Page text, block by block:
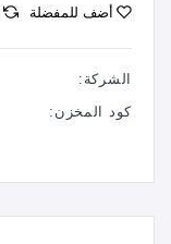
أضف للمفضلة
الشركة:
كود المخزن: